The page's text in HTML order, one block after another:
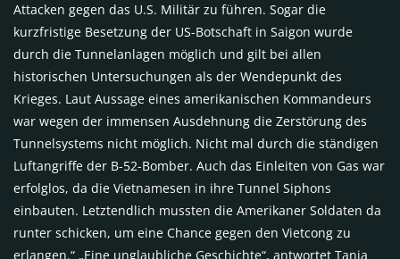
Attacken gegen das U.S. Militär zu führen. Sogar die
kurzfristige Besetzung der US-Botschaft in Saigon wurde
durch die Tunnelanlagen möglich und gilt bei allen
historischen Untersuchungen als der Wendepunkt des
Krieges. Laut Aussage eines amerikanischen Kommandeurs
war wegen der immensen Ausdehnung die Zerstörung des
Tunnelsystems nicht möglich. Nicht mal durch die ständigen
Luftangriffe der B-52-Bomber. Auch das Einleiten von Gas war
erfolglos, da die Vietnamesen in ihre Tunnel Siphons
einbauten. Letztendlich mussten die Amerikaner Soldaten da
runter schicken, um eine Chance gegen den Vietcong zu
erlangen.“ „Eine unglaubliche Geschichte“, antwortet Tanja